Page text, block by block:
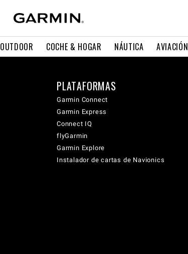
OUTDOOR COCHE & HOGAR NÁUTICA AVIACIÓN
PLATAFORMAS
Garmin Connect
Garmin Express
Connect IQ
flyGarmin
Garmin Explore
Instalador de cartas de Navionics